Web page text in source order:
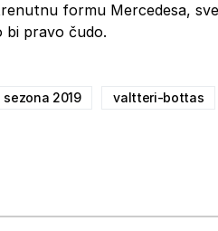
formu Mercedesa,
bi pravo čudo.
sezona 2019 valtteri-bottas